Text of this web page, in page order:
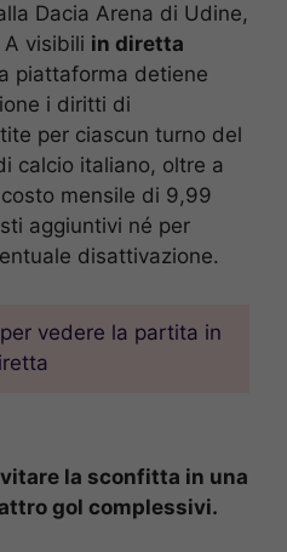
Dacia Arena di Udine,
visibili in diretta
piattaforma detiene
i diritti di
per ciascun turno del
calcio italiano, oltre a
mensile di 9,99
aggiuntivi né per
disattivazione.
vedere la partita in
la sconfitta in una
gol complessivi.